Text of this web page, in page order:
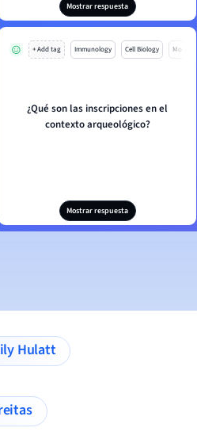
Mostrar respuesta
+ Add tag Immunology Cell Biology Mo
¿Qué son las inscripciones en el
contexto arqueológico?
Mostrar respuesta
Lily Hulatt